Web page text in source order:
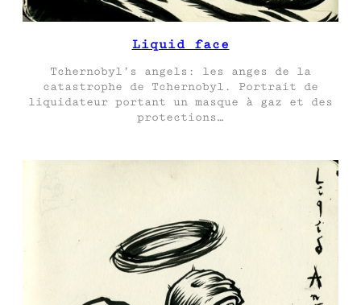
Liquid face
Tchernobyl’s angels: les anges de la
catastrophe de Tchernobyl. Portrait de
liquidateur portant un masque à gaz et des
protections…